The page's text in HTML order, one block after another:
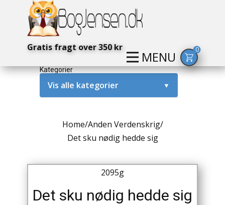
MENU
Gratis fragt over 350 kr 0
Kategorier
Vis alle kategorier ▼
Amerika / USA
Antikke / Specielle Bøger
Antikviteter
Home/Anden Verdenskrig/
Det sku nødig hedde sig
2095g
Det sku nødig hedde sig